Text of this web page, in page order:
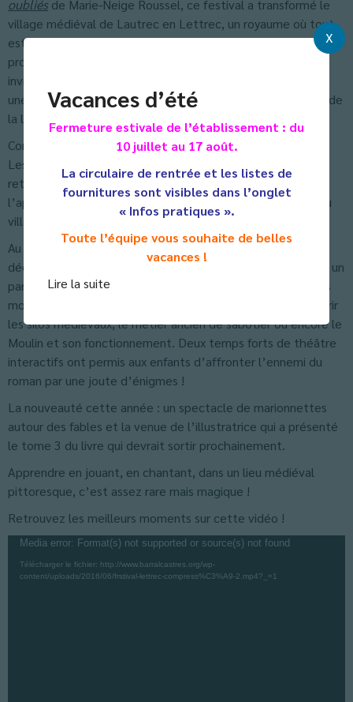
Vacances d’été
Fermeture estivale de l’établissement : du
10 juillet au 17 août.
La circulaire de rentrée et les listes de
fournitures sont visibles dans l’onglet
« Infos pratiques ».
Toute l’équipe vous souhaite de belles
vacances !
Lire la suite
X
oubliés de Marie-Neige Roussel, ce festival a transformé le
village médiéval de Lautrec en Lettrec, un royaume où tout
est fait de lettres. Tel un jeu de rôle géant, des comédiens
professionnels ont incarné les personnages du livre et ont
invité les enfants à entrer dans la peau des mots pour vivre
une chasse au trésor singulière et comprendre les rouages de
la langue en le vivant.
Comment ? En menant une enquête dans le village entier.
Les oiseaux virgules viennent de disparaitre et il a fallu les
retrouver en passant par des ateliers ludiques en lien avec
l’apprentissage de la langue et la découverte historique du
village.
Au Programme : Apprendre la grammaire via un karaoké,
découvrir l’imprimerie à l’ancienne et imprimer son nom sur un
parchemin, soigner des mots orthographiés à l’hospice des
mots blessés, comprendre la fabrication du Pastel, découvrir
les silos médiévaux, le métier ancien de sabotier ou encore le
Moulin et son fonctionnement. Deux temps forts de théâtre
interactifs ont permis aux enfants d’affronter l’ennemi du
roman par une joute d’énigmes !
La nouveauté cette année : un spectacle de marionnettes
autour des fables et la venue de l’illustratrice qui a présenté
le tome 3 du livre qui devrait sortir prochainement.
Apprendre en jouant, en chantant, dans un lieu médiéval
pittoresque, c’est assez rare mais magique !
Retrouvez les meilleurs moments sur cette vidéo !
Lecteur
vidéo
Media error: Format(s) not supported or source(s) not found
Télécharger le fichier: http://www.barralcastres.org/wp-
content/uploads/2016/06/frstival-lettrec-compress%C3%A9-2.mp4?_=1